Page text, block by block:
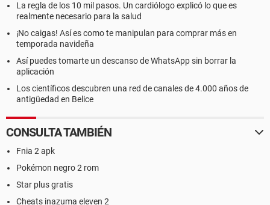
La regla de los 10 mil pasos. Un cardiólogo explicó lo que es
realmente necesario para la salud
¡No caigas! Así es como te manipulan para comprar más en
temporada navideña
Así puedes tomarte un descanso de WhatsApp sin borrar la
aplicación
Los científicos descubren una red de canales de 4.000 años de
antigüedad en Belice
CONSULTA TAMBIÉN
Fnia 2 apk
Pokémon negro 2 rom
Star plus gratis
Cheats inazuma eleven 2